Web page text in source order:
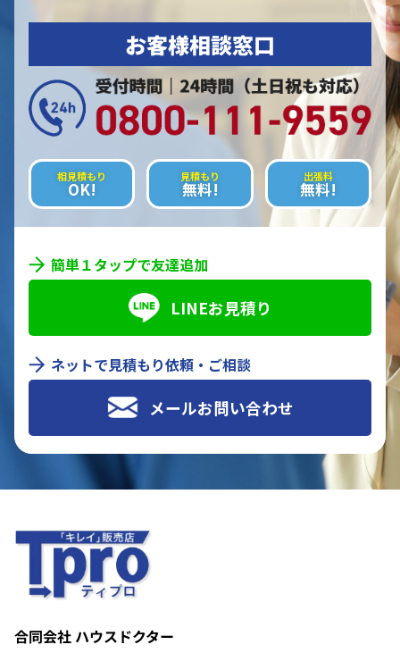
お客様相談窓口
相見積もり
OK!
見積もり
無料!
出張料
無料!
簡単１タップで友達追加
LINEお見積り
ネットで見積もり依頼・ご相談
メールお問い合わせ
合同会社 ハウスドクター